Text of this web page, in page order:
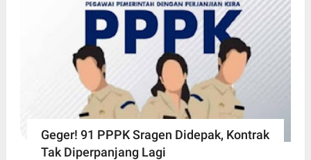
Geger! 91 PPPK Sragen Didepak, Kontrak
Tak Diperpanjang Lagi